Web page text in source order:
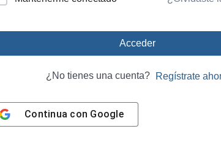
Acceder
¿No tienes una cuenta? Regístrate
Continua con Google